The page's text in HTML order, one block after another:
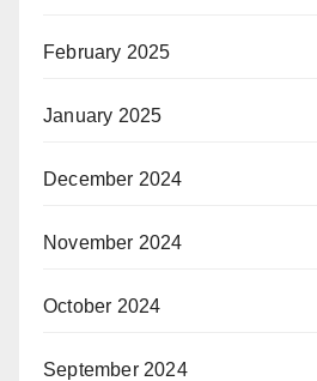
February 2025
January 2025
December 2024
November 2024
October 2024
September 2024